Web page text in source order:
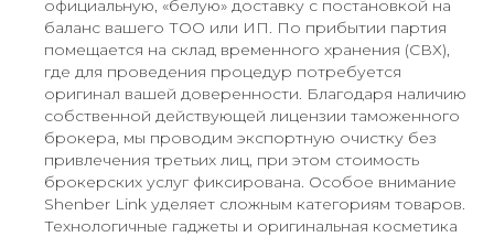
официальную, «белую» доставку с постановкой на
баланс вашего ТОО или ИП. По прибытии партия
помещается на склад временного хранения (СВХ),
где для проведения процедур потребуется
оригинал вашей доверенности. Благодаря наличию
собственной действующей лицензии таможенного
брокера, мы проводим экспортную очистку без
привлечения третьих лиц, при этом стоимость
брокерских услуг фиксирована. Особое внимание
Shenber Link уделяет сложным категориям товаров.
Технологичные гаджеты и оригинальная косметика